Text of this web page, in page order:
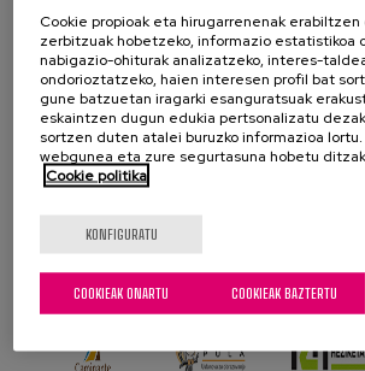
Partzuergoa
Cefal
de
Cookie propioak eta hirugarrenenak
zerbitzuak hobetzeko, informazio estatistikoa
nabigazio-ohiturak analizatzeko, interes-
ondorioztatzeko, haien interesen profil bat
gune batzuetan iragarki esanguratsuak
eskaintzen dugun edukia pertsonalizatu
sortzen duten atalei buruzko informazioa lortu.
webgunea eta zure segurtasuna hobetu
Cookie politika
KONFIGURATU
COOKIEAK BAZTERTU
COOKIEAK ONARTU